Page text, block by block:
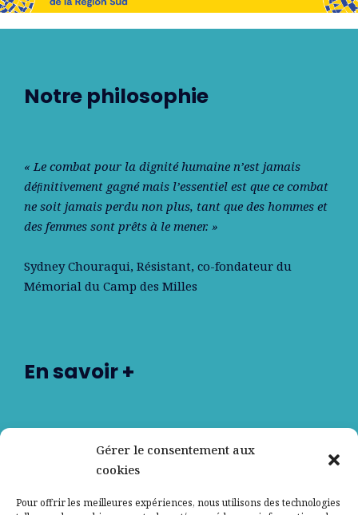
Gérer le consentement aux
cookies
Pour offrir les meilleures expériences, nous utilisons des technologies
Notre philosophie
« Le combat pour la dignité humaine n’est jamais
déﬁnitivement gagné mais l’essentiel est que ce combat
ne soit jamais perdu non plus, tant que des hommes et
des femmes sont prêts à le mener. »
Sydney Chouraqui, Résistant, co-fondateur du
Mémorial du Camp des Milles
En savoir +